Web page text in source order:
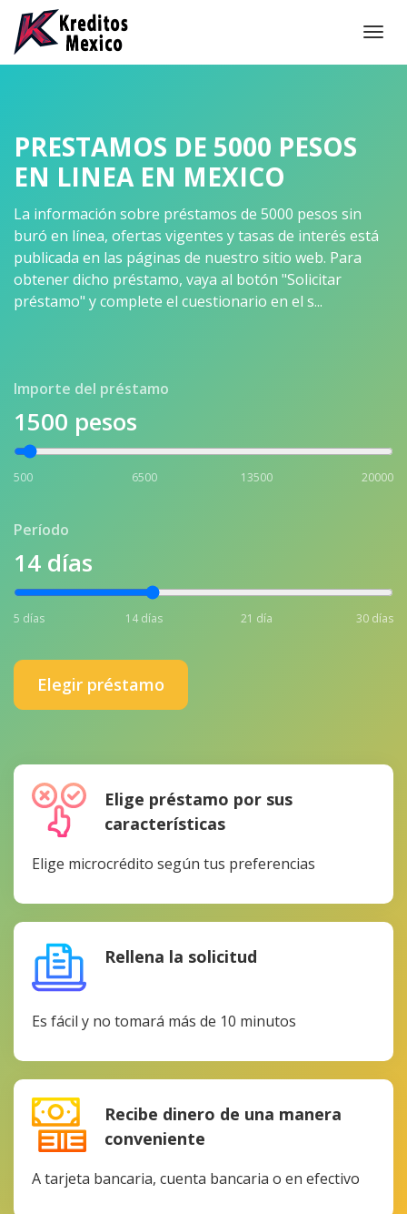
PRESTAMOS DE 5000 PESOS
EN LINEA EN MEXICO
La información sobre préstamos de 5000 pesos sin
buró en línea, ofertas vigentes y tasas de interés está
publicada en las páginas de nuestro sitio web. Para
obtener dicho préstamo, vaya al botón "Solicitar
préstamo" y complete el cuestionario en el s...
Importe del préstamo
1500 pesos
500 6500 13500 20000
Período
14 días
5 días 14 días 21 día 30 días
Elegir préstamo
Elige préstamo por sus
características
Elige microcrédito según tus preferencias
Rellena la solicitud
Es fácil y no tomará más de 10 minutos
Recibe dinero de una manera
conveniente
A tarjeta bancaria, cuenta bancaria o en efectivo